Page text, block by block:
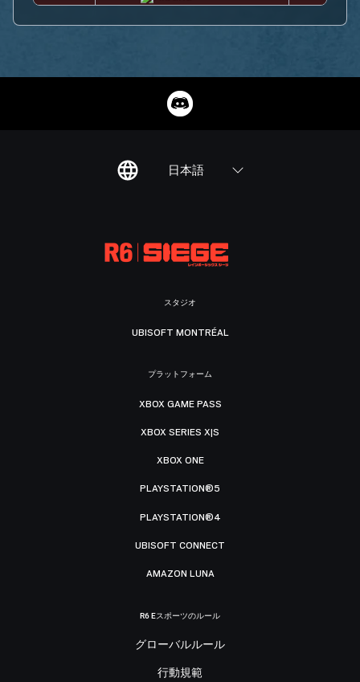
日本語
スタジオ
UBISOFT MONTRÉAL
プラットフォーム
XBOX GAME PASS
XBOX SERIES X|S
XBOX ONE
PLAYSTATION®5
PLAYSTATION®4
UBISOFT CONNECT
AMAZON LUNA
R6 Eスポーツのルール
グローバルルール
行動規範